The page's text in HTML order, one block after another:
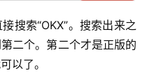
搜索“OKX”。搜索出来之
二个。第二个才是正版的
以了。